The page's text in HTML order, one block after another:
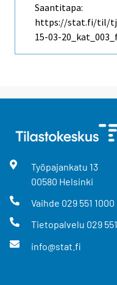
Saantitapa:
https://stat.fi/til/
15-03-
Työpajankatu 13
00580 Helsinki
Vaihde 029 551 1000
Tietopalvelu 029
info@stat.fi